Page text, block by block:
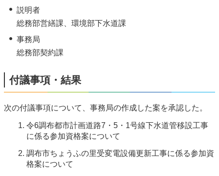
説明者
総務部営繕課、環境部下水道課
事務局
総務部契約課
付議事項・結果
次の付議事項について、事務局の作成した案を承認した。
令6調布都市計画道路7・5・1号線下水道管移設工事
に係る参加資格案について
調布市ちょうふの里受変電設備更新工事に係る参加資
格案について